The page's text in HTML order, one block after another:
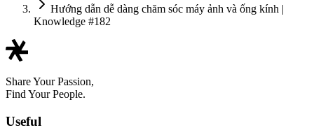
Hướng dẫn dễ dàng chăm sóc máy ảnh và ống kính |
Knowledge #182
Share Your Passion,
Find Your People.
Useful